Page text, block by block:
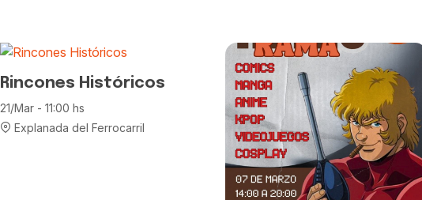
Rincones Históricos
21/Mar - 11:00 hs
Explanada del Ferrocarril